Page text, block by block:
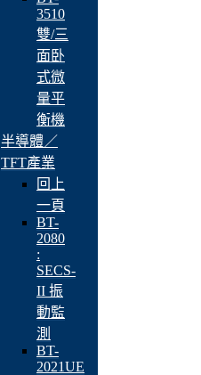
3510
雙/三
面卧
式微
量平
衡機
半導體／
TFT產業
回上
一頁
BT-
2080
:
SECS-
II 振
動監
測
BT-
2021UE